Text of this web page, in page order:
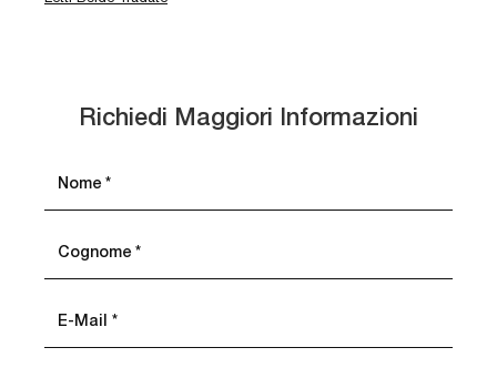
Richiedi Maggiori Informazioni